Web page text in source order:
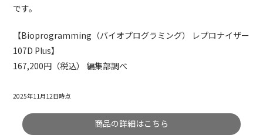
です。
【Bioprogramming（バイオプログラミング） レプロナイザー
107D Plus】
167,200円（税込） 編集部調べ
2025年11月12日時点
商品の詳細はこちら